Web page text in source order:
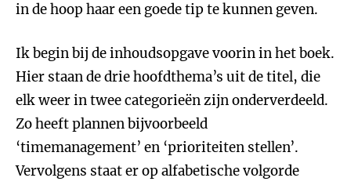
in de hoop haar een goede tip te kunnen geven.
Ik begin bij de inhoudsopgave voorin in het boek.
Hier staan de drie hoofdthema’s uit de titel, die
elk weer in twee categorieën zijn onderverdeeld.
Zo heeft plannen bijvoorbeeld
‘timemanagement’ en ‘prioriteiten stellen’.
Vervolgens staat er op alfabetische volgorde